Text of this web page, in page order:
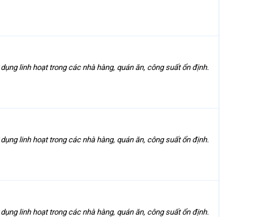
linh hoạt trong các nhà hàng, quán ăn, công suất ổn định.
linh hoạt trong các nhà hàng, quán ăn, công suất ổn định.
linh hoạt trong các nhà hàng, quán ăn, công suất ổn định.